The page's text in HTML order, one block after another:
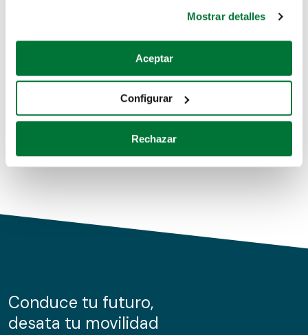
Si lo permite, también quisiéramos:
Recopilar información sobre su ubicación geográfica
Identificar su dispositivo analizándolo activamente
para buscar características específicas (huellas
Obtenga más información sobre cómo se procesan sus
de cookies.
información sobre el uso que haga del sitio web con
nuestros partners de redes sociales, publicidad y análisis
Mostrar detalles
Aceptar
Configurar
Rechazar
Coches de segunda mano
Coches de km0
Conduce tu futuro,
desata tu movilidad